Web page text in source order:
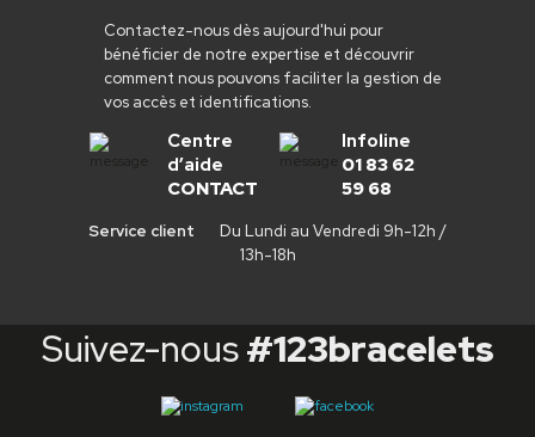
Contactez-nous dès aujourd'hui pour
bénéficier de notre expertise et découvrir
comment nous pouvons faciliter la gestion de
vos accès et identifications.
Centre
d’aide
CONTACT
Infoline
01 83 62
59 68
Service client
Du Lundi au Vendredi 9h-12h /
13h-18h
Suivez-nous#123bracelets